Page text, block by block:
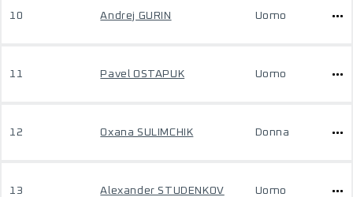
10 Andrej GURIN Uomo
11 Pavel OSTAPUK Uomo
12 Oxana SULIMCHIK Donna
13 Alexander STUDENKOV Uomo